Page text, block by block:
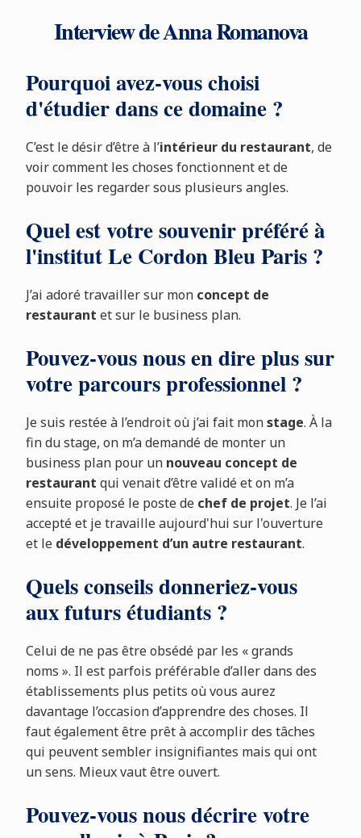
Interview de Anna Romanova
Pourquoi avez-vous choisi
d'étudier dans ce domaine ?
C’est le désir d’être à l’intérieur du restaurant, de
voir comment les choses fonctionnent et de
pouvoir les regarder sous plusieurs angles.
Quel est votre souvenir préféré à
l'institut Le Cordon Bleu Paris ?
J’ai adoré travailler sur monconcept de
restaurant et sur le business plan.
Pouvez-vous nous en dire plus sur
votre parcours professionnel ?
Je suis restée à l’endroit où j’ai fait monstage. À la
fin du stage, on m’a demandé de monter un
business plan pour un nouveau concept de
restaurant qui venait d’être validé et on m’a
ensuite proposé le poste de chef de projet. Je l’ai
accepté et je travaille aujourd'hui sur l'ouverture
et le développement d’un autre restaurant.
Quels conseils donneriez-vous
aux futurs étudiants ?
Celui de ne pas être obsédé par les « grands
noms ». Il est parfois préférable d’aller dans des
établissements plus petits où vous aurez
davantage l’occasion d’apprendre des choses. Il
faut également être prêt à accomplir des tâches
qui peuvent sembler insignifiantes mais qui ont
un sens. Mieux vaut être ouvert.
Pouvez-vous nous décrire votre